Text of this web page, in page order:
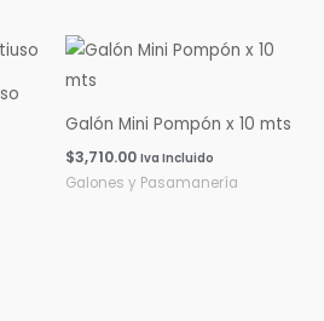
Galón Mini Pompón x 10 mts
$3,710.00 Iva Incluido
Galones y Pasamanería